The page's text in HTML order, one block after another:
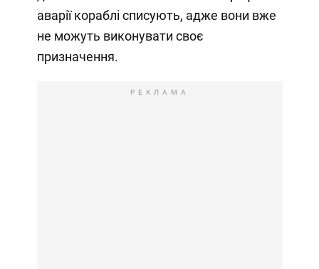
аварії кораблі списують, адже вони вже
не можуть виконувати своє
призначення.
РЕКЛАМА